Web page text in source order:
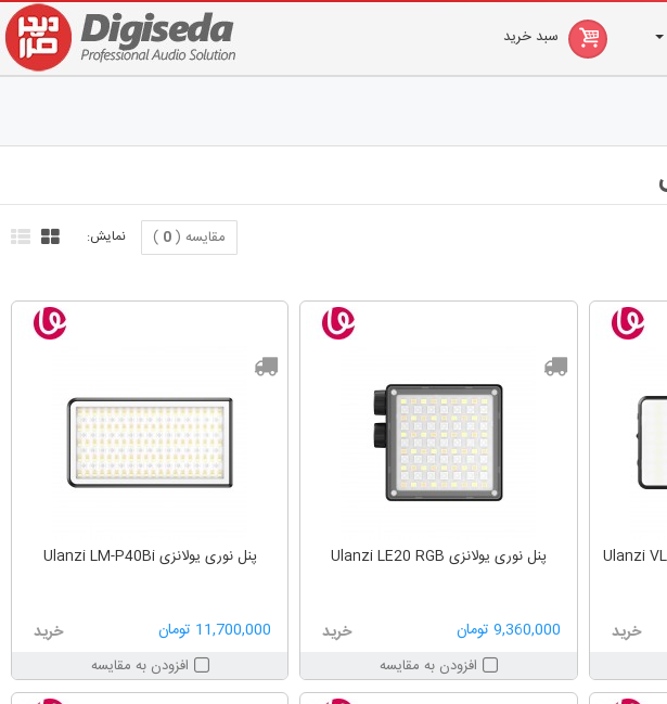
سبد خرید
نمایش: مقایسه (0
)
خرید
پنل نوری یولانزی Ulanzi LE20 RGB
9,360,000 تومان خرید
افزودن به مقایسه
پنل نوری یولانزی Ulanzi LM-P40Bi
11,700,000 تومان خرید
افزودن به مقایسه